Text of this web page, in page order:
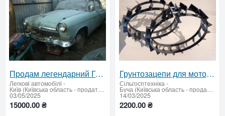
Продам легендарний ГАЗ-21 «Волга» на запчастини або під відновлення
Легковi автомобiлi -
Київ (Київська область - продати купити)
03/05/2025
15000.00 ₴
Грунтозацепи для мотоблоків на колеса R10-R16
Сільгосптехніка-
Буча (Київська область - продати купити)
14/03/2025
2200.00 ₴